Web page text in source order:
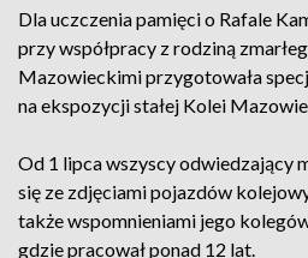
Dla uczczenia pamięci o Rafale
przy współpracy z rodziną
Mazowieckimi przygotowała
na ekspozycji stałej Kolei
Od 1 lipca wszyscy odwiedzający
się ze zdjęciami pojazdów
także wspomnieniami jego
gdzie pracował ponad 12 lat.